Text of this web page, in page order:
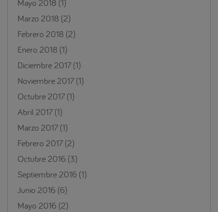
Mayo 2018 (1)
Marzo 2018 (2)
Febrero 2018 (2)
Enero 2018 (1)
Diciembre 2017 (1)
Noviembre 2017 (1)
Octubre 2017 (1)
Abril 2017 (1)
Marzo 2017 (1)
Febrero 2017 (2)
Octubre 2016 (3)
Septiembre 2016 (1)
Junio 2016 (6)
Mayo 2016 (2)